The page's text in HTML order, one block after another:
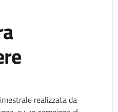
realizzata da